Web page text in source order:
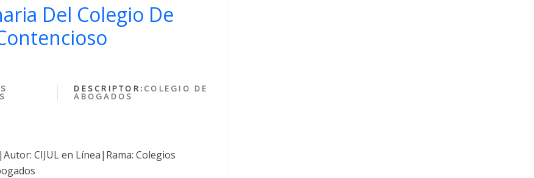
Del Colegio De
DESCRIPTOR: COLEGIO DE
ABOGADOS
CIJUL en Línea|Rama: Colegios